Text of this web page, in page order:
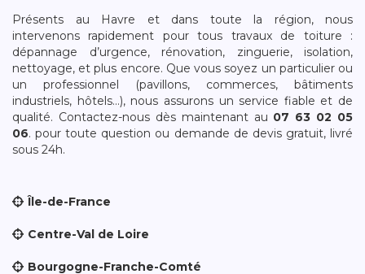
Présents au Havre et dans toute la région, nous
intervenons rapidement pour tous travaux de toiture :
dépannage d’urgence, rénovation, zinguerie, isolation,
nettoyage, et plus encore. Que vous soyez un particulier ou
un professionnel (pavillons, commerces, bâtiments
industriels, hôtels…), nous assurons un service fiable et de
qualité. Contactez-nous dès maintenant au 07 63 02 05
06. pour toute question ou demande de devis gratuit, livré
sous 24h.
Île-de-France
Centre-Val de Loire
Bourgogne-Franche-Comté